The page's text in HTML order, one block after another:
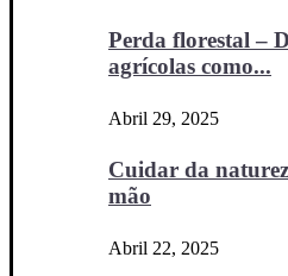
Perda florestal –
agrícolas como...
Abril 29, 2025
Cuidar da
mão
Abril 22, 2025